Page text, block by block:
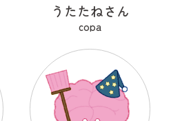
うたたねさん
copa